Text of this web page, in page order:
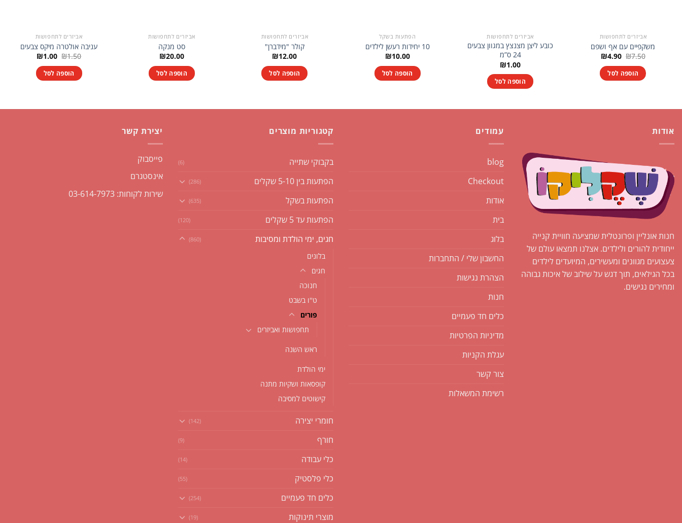
אביזרים לתחפושות
משקפיים עם אף ושפם
₪7.50 המחיר
היה:
₪7.50.
₪4.90
הוא:
₪4.90. הוספה לסל
אביזרים לתחפושות
כובע ליצן מצנצץ במגוון צבעים
24 ס”מ
₪1.00
הוספה לסל
הפתעות בשקל
10 יחידות רעשן לילדים
₪10.00
הוספה לסל
אביזרים לתחפושות
קולר "מידברן"
₪12.00
הוספה לסל
אביזרים לתחפושות
סט מנקה
₪20.00
הוספה לסל
אביזרים לתחפושות
עניבה אולטרה מיקס צבעים
₪1.50 המחיר
היה:
₪1.50.
₪1.00 המחיר
הוא:
₪1.00. הוספה לסל
אודות
חנות אונליין ופרונטלית שמציעה חוויית קנייה
ייחודית להורים ולילדים. אצלנו תמצאו עולם של
צעצועים מגוונים ומעשירים, המיועדים לילדים
בכל הגילאים, תוך דגש על שילוב של איכות גבוהה
ומחירים נגישים.
עמודים
blog
Checkout
אודות
בית
בלוג
החשבון שלי / התחברות
הצהרת נגישות
חנות
כלים חד פעמיים
מדיניות הפרטיות
עגלת הקניות
צור קשר
רשימת המשאלות
קטגוריות מוצרים
בקבוקי שתייה (6)
הפתעות בין 5-10 שקלים (286)
הפתעות בשקל (635)
הפתעות עד 5 שקלים (120)
חגים, ימי הולדת ומסיבות (860)
בלונים
חגים
חנוכה
ט''ו בשבט
פורים
תחפושות ואביזרים
ראש השנה
ימי הולדת
קופסאות ושקיות מתנה
קישוטים למסיבה
חומרי יצירה (142)
חורף (9)
כלי עבודה (14)
כלי פלסטיק (55)
כלים חד פעמיים (254)
מוצרי תינוקות (19)
יצירת קשר
פייסבוק
אינסטגרם
שירות לקוחות: 03-614-7973